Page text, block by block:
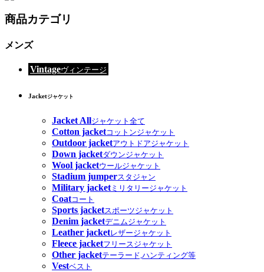
商品カテゴリ
メンズ
Vintageヴィンテージ
Jacketジャケット
Jacket Allジャケット全て
Cotton jacketコットンジャケット
Outdoor jacketアウトドアジャケット
Down jacketダウンジャケット
Wool jacketウールジャケット
Stadium jumperスタジャン
Military jacketミリタリージャケット
Coatコート
Sports jacketスポーツジャケット
Denim jacketデニムジャケット
Leather jacketレザージャケット
Fleece jacketフリースジャケット
Other jacketテーラード,ハンティング等
Vestベスト